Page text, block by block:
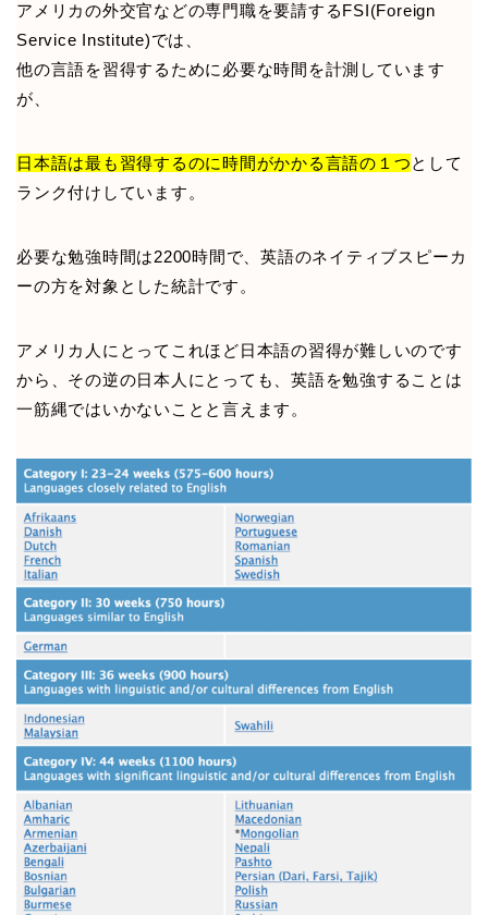
アメリカの外交官などの専門職を要請するFSI(Foreign
Service Institute)では、
他の言語を習得するために必要な時間を計測しています
が、
日本語は最も習得するのに時間がかかる言語の１つとして
ランク付けしています。
必要な勉強時間は2200時間で、英語のネイティブスピーカ
ーの方を対象とした統計です。
アメリカ人にとってこれほど日本語の習得が難しいのです
から、その逆の日本人にとっても、英語を勉強することは
一筋縄ではいかないことと言えます。